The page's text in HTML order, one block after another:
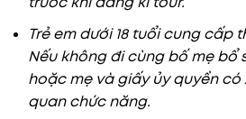
trước khi đăng kí tour.
Trẻ em dưới 18 tuổi cung cấp
Nếu không đi cùng bố mẹ bổ
hoặc mẹ và giấy ủy quyền
quan chức năng.